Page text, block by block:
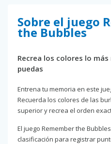
Sobre el juego
the Bubbles
Recrea los colores lo
puedas
Entrena tu memoria en este
Recuerda los colores de las
superior y recrea el orden
El juego Remember the
clasificación para registrar